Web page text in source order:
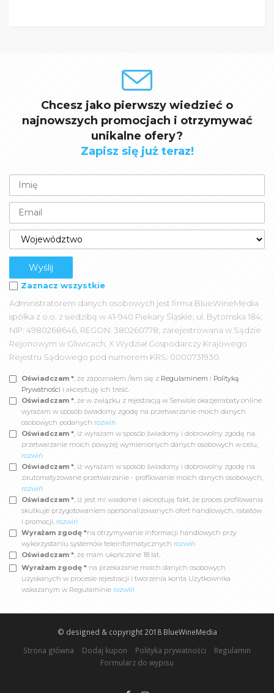
Chcesz jako pierwszy wiedzieć o
najnowszych promocjach i otrzymywać
unikalne ofery?
Zapisz się już teraz!
Zaznacz wszystkie
Administratorem danych osobowych jest firma BlueWineMedia
spółka z o.o. z siedzibą w 41-940 Piekary Śląskie; ul. Bytomska 184;
NIP: 4980268646, REGON: 380260778; zarejestrowana w Sądzie
Rejonowym w Gliwicach, X Wydział Gospodarczy Krajowego
Rejestru Sądowego pod numerem KRS: 0000731930.
Oświadczam *, że zapoznałem /łam się z Regulaminem i Polityką
Prywatności i akceptuję ich treść.
Oświadczam *, że w związku z rejestracją w Serwisie okazjeirabaty.online
wyrażam w sposób świadomy zgodę na przetwarzanie moich danych
osobowych podanych rozwiń
Oświadczam *, iż wyrażam w sposób świadomy i dobrowolny zgodę na
przetwarzanie moich powyżej wymienionych danych osobowych w celu,
rozwiń
Oświadczam *, iż wyrażam w sposób świadomy i dobrowolny zgodę na
zautomatyzowane przetwarzanie - profilowanie moich danych osobowych,
rozwiń
Oświadczam *, iż jest mi wiadome i akceptuję fakt, że proces profilowania
skutkuje przygotowaniem spersonalizowanych ofert handlowych, rabatów
i promocji, rozwiń
Wyrażam zgodę *na otrzymywanie informacji handlowych przy
wykorzystaniu systemów teleinformatycznych rozwiń
Oświadczam *, że mam ukończone 18 lat.
Wyrażam zgodę * na przekazanie moich danych osobowych
uzyskanych w procesie rejestracji i tworzenia konta Użytkownika
wskazanym w Regulaminie rozwiń
© designed & copyright 2018 BlueWineMedia
Strona główna
Dodaj kupon Polityka prywatności
Regulamin
Formularz do wypisu